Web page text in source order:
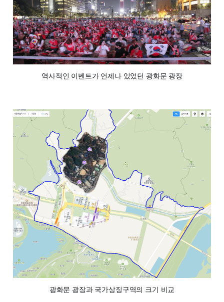
역사적인 이벤트가 언제나 있었던 광화문 광장
광화문 광장과 국가상징구역의 크기 비교